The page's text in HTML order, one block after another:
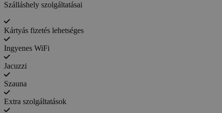
Szálláshely szolgáltatásai
Kártyás fizetés lehetséges
Ingyenes WiFi
Jacuzzi
Szauna
Extra szolgáltatások